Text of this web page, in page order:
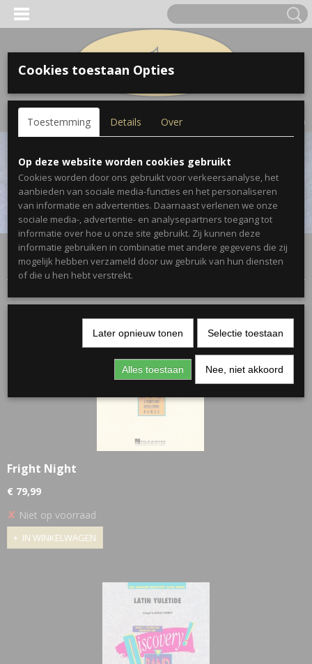
Inloggen Registreren
(0)
Laatst toegevoegde producten
Fright Night
€ 79,99
✘ Niet op voorraad
IN WINKELWAGEN
Cookies toestaan Opties
Toestemming Details Over
Op deze website worden cookies gebruikt
Cookies worden door ons gebruikt voor verkeersanalyse, het
aanbieden van sociale media-functies en het personaliseren
van informatie en advertenties. Daarnaast verlenen we onze
sociale media-, advertentie- en analysepartners toegang tot
informatie over hoe u onze site gebruikt. Zij kunnen deze
informatie gebruiken in combinatie met andere gegevens die zij
mogelijk hebben verzameld door uw gebruik van hun diensten
of die u hen hebt verstrekt.
Later opnieuw tonen Selectie toestaan
Alles toestaan Nee, niet akkoord